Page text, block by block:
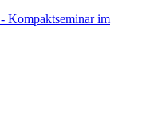
Kompaktseminar im